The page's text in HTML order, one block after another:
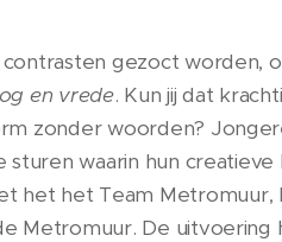
gezoct worden,
en vrede. Kun jij dat
zonder woorden?
waarin hun
het Team Metromuur,
Metromuur. De uitvoering